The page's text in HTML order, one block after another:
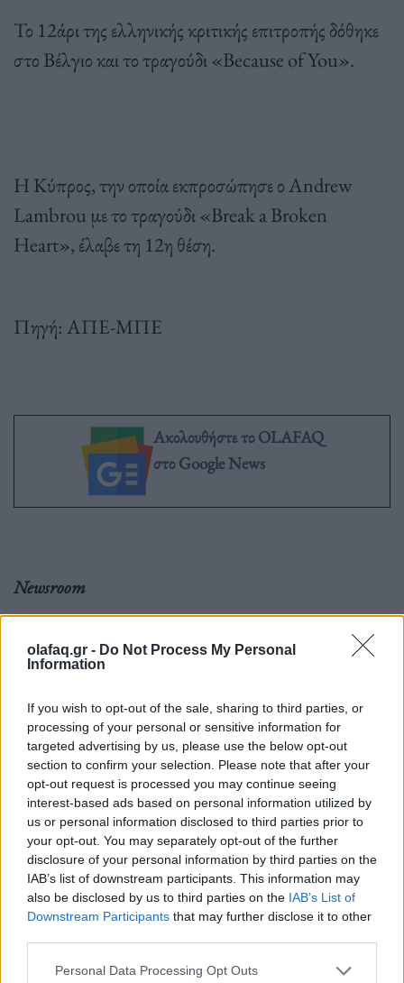
olafaq.gr - Do Not Process My Personal
Information
If you wish to opt-out of the sale, sharing to third parties, or
processing of your personal or sensitive information for
targeted advertising by us, please use the below opt-out
section to confirm your selection. Please note that after your
opt-out request is processed you may continue seeing
interest-based ads based on personal information utilized by
us or personal information disclosed to third parties prior to
your opt-out. You may separately opt-out of the further
disclosure of your personal information by third parties on the
IAB’s list of downstream participants. This information may
also be disclosed by us to third parties on the IAB’s List of
Downstream Participants that may further disclose it to other
Personal Data Processing Opt Outs
Το 12άρι της ελληνικής κριτικής επιτροπής δόθηκε
στο Βέλγιο και το τραγούδι «Because of You».
Η Κύπρος, την οποία εκπροσώπησε ο Andrew
Lambrou με το τραγούδι «Break a Broken
Heart», έλαβε τη 12η θέση.
Πηγή: ΑΠΕ-ΜΠΕ
Ακολουθήστε το OLAFAQ
στο Google News
Newsroom
Ετικέτες :Eurovision 2023 ,Loreen, Σουηδία.
Δείτε επίσης